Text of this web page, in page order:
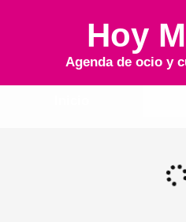
Hoy
Agenda de ocio y